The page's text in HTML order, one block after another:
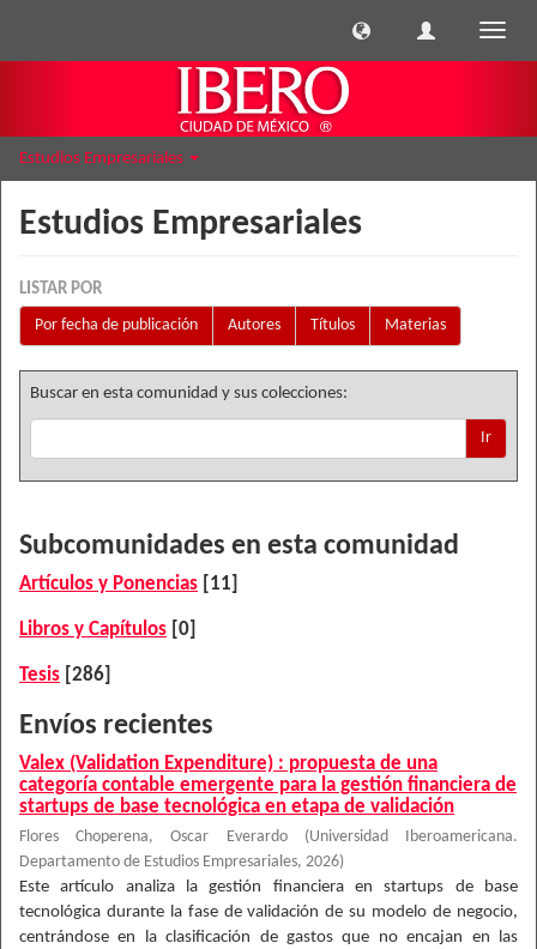
Estudios Empresariales
Estudios Empresariales
LISTAR POR
Por fecha de publicación
Autores Títulos Materias
Buscar en esta comunidad y sus colecciones:
Ir
Subcomunidades en esta comunidad
Artículos y Ponencias [11]
Libros y Capítulos [0]
Tesis [286]
Envíos recientes
Valex (Validation Expenditure) : propuesta de una
categoría contable emergente para la gestión financiera de
startups de base tecnológica en etapa de validación
Flores Choperena, Oscar Everardo (Universidad Iberoamericana.
Departamento de Estudios Empresariales, 2026)
Este artículo analiza la gestión financiera en startups de base
tecnológica durante la fase de validación de su modelo de negocio,
centrándose en la clasificación de gastos que no encajan en las